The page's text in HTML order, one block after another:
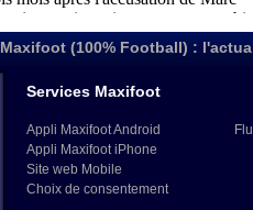
Maxifoot (100% Football) :
Services Maxifoot
Appli Maxifoot Android
Appli Maxifoot iPhone
Site web Mobile
Choix de consentement